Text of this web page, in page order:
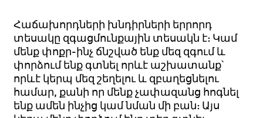
Հաճախորդների խնդիրների երրորդ
տեսակը զգացմունքային տեսակն է: Կամ
մենք փոքր-ինչ ճնշված ենք մեզ զգում և
փորձում ենք գտնել որևէ աշխատանք՝
որևէ կերպ մեզ շեղելու և զբաղեցնելու
համար, քանի որ մենք չափազանց հոգնել
ենք ամեն ինչից կամ նման մի բան: Այս